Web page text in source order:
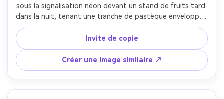
sous la signalisation néon devant un stand de fruits tard
dans la nuit, tenant une tranche de pastèque enveloppée
dans du papier, portant un collier noir et une chaîne, un
éclairage néon rose et vert créant un contraste de
couleur spectaculaire, pris sur Sony A7S III 50mm f/1.2,
portrait serré avec DOF peu profond, brillance de peau
réaliste, esthétique humoreuse de la ville cyber-nuit-AR
4:5
Invite de copie
Créer une Image similaire ↗